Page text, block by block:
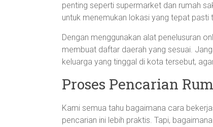
penting seperti supermarket dan rumah
untuk menemukan lokasi yang tepat pasti
Dengan menggunakan alat penelusuran
membuat daftar daerah yang sesuai.
keluarga yang tinggal di kota tersebut,
Proses Pencarian
Kami semua tahu bagaimana cara
pencarian ini lebih praktis. Tapi,